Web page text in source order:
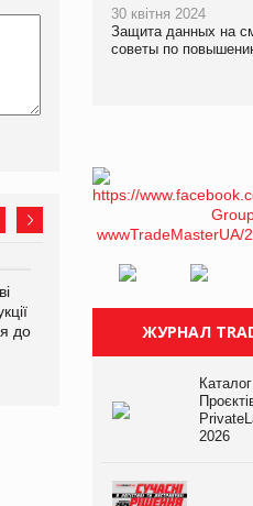
до
продуктами птахівництва
на європейський ринок
30 квітня 2024
Защита данных на
советы по
ЖУРНАЛ
2026